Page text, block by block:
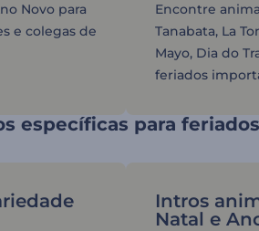
Novo para
e colegas de
Encontre
Tanabata, La
Mayo, Dia do
feriados
específicas para feriados
Intros
Natal e